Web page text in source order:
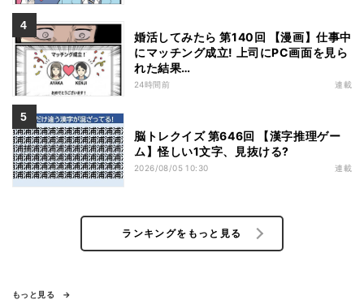
婚活してみたら 第140回 【漫画】仕事中
にマッチング成立! 上司にPC画面を見ら
れた結果…
24時間前 連載
脳トレクイズ 第646回 【漢字推理ゲー
ム】怪しい1文字、見抜ける?
2026/08/05 10:30 連載
ランキングをもっと見る
もっと見る